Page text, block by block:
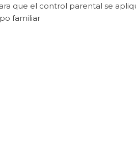
que el control parental se
familiar